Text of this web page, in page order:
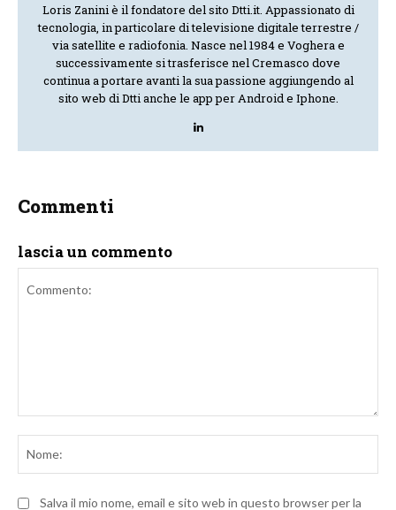
Loris Zanini è il fondatore del sito Dtti.it. Appassionato di
tecnologia, in particolare di televisione digitale terrestre /
via satellite e radiofonia. Nasce nel 1984 e Voghera e
successivamente si trasferisce nel Cremasco dove
continua a portare avanti la sua passione aggiungendo al
sito web di Dtti anche le app per Android e Iphone.
Commenti
lascia un commento
Salva il mio nome, email e sito web in questo browser per la